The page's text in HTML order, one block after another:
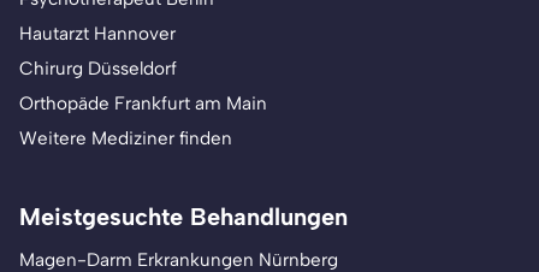
Hautarzt Hannover
Chirurg Düsseldorf
Orthopäde Frankfurt am Main
Weitere Mediziner finden
Meistgesuchte Behandlungen
Magen-Darm Erkrankungen Nürnberg